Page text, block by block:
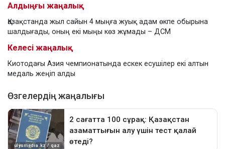
Алдыңғы жаңалық
Қазақстанда жыл сайын 4 мыңға жуық адам өкпе обырына
шалдығады, оның екі мыңы көз жұмады – ДСМ
Келесі жаңалық
Киотодағы Азия чемпионатында ескек есушілер екі алтын
медаль жеңіп алды